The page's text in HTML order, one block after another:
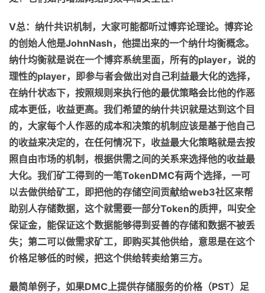
V总：纳什共识机制，大家可能都听过博弈论理论。博弈论
的创始人他是JohnNash，他提出来的一个纳什均衡概念。
纳什均衡就是说在一个博弈系统里面，所有的player， 说的
理性的player， 即参与者会做出对自己利益最大化的选择，
在纳什状态下，按照规则来执行他的最优策略会比他的作恶
成本更低，收益更高。 我们希望的纳什共识就是达到这个目
的，大家每个人作恶的成本和决策的机制应该是基于他自己
的收益来决定的，在任何情况下，收益最大化策略就是去按
照自由市场的机制，根据供需之间的关系来选择他的收益最
大化。 我们矿工得到的一笔TokenDMC有两个选择，一可
以去做供给矿工， 即把他的存储空间贡献给web3社区来帮
助别 人存储数据， 这个就需要一部分Token的质押，叫安全
保证金，能保证这个数据能够得到妥善的存储和数据不被丢
失； 第二可以做需求矿工， 即购买其他供给， 意思是在这个
价格足够低的时候，把这个供给转卖给第三方。
最简单例子，如果DMC 上提供存储服务的价格（PST） 足